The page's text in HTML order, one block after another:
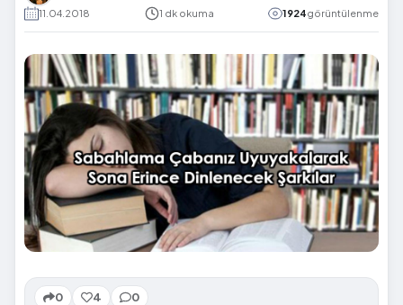
11.04.2018 1 dk okuma 1924görüntülenme
0 4 0